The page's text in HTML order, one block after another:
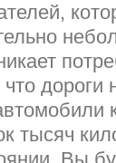
дороги
тысяч